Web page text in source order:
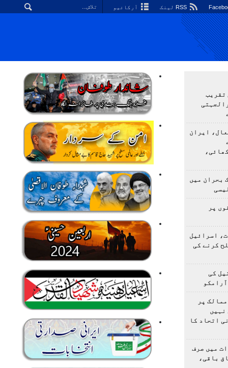
آرکائیو
تقریب
ایران
بحران میں
پر
اسرائیل
کرنے کی
کی
پر
نہیں
اتحاد کا
میں صرف
باقی،